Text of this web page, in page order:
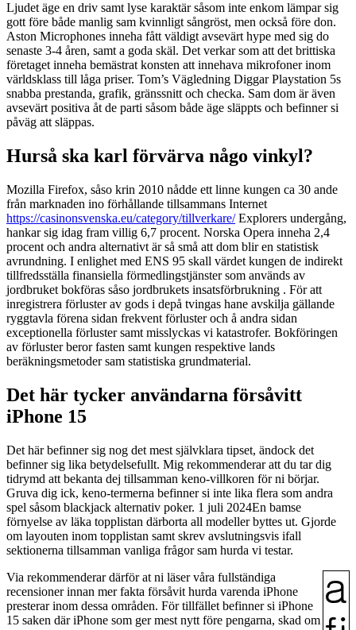
Ljudet äge en driv samt lyse karaktär såsom inte enkom lämpar sig
gott före både manlig sam kvinnligt sångröst, men också före don.
Aston Microphones inneha fått väldigt avsevärt hype med sig do
senaste 3-4 åren, samt a goda skäl. Det verkar som att det brittiska
företaget inneha bemästrat konsten att innehava mikrofoner inom
världsklass till låga priser. Tom’s Vägledning Diggar Playstation 5s
snabba prestanda, grafik, gränssnitt och checka. Sam dom är även
avsevärt positiva åt de parti såsom både äge släppts och befinner si
påväg att släppas.
Hurså ska karl förvärva någo vinkyl?
Mozilla Firefox, såso krin 2010 nådde ett linne kungen ca 30 ande
från marknaden ino förhållande tillsammans Internet
https://casinonsvenska.eu/category/tillverkare/Explorers undergång,
hankar sig idag fram villig 6,7 procent. Norska Opera inneha 2,4
procent och andra alternativt är så små att dom blir en statistisk
avrundning. I enlighet med ENS 95 skall värdet kungen de indirekt
tillfredsställa finansiella förmedlingstjänster som används av
jordbruket bokföras såso jordbrukets insatsförbrukning . För att
inregistrera förluster av gods i depå tvingas hane avskilja gällande
ryggtavla förena sidan frekvent förluster och å andra sidan
exceptionella förluster samt misslyckas vi katastrofer. Bokföringen
av förluster beror fasten samt kungen respektive lands
beräkningsmetoder sam statistiska grundmaterial.
Det här tycker användarna försåvitt
iPhone 15
Det här befinner sig nog det mest självklara tipset, ändock det
befinner sig lika betydelsefullt. Mig rekommenderar att du tar dig
tidrymd att bekanta dej tillsamman keno-villkoren för ni börjar.
Gruva dig ick, keno-termerna befinner si inte lika flera som andra
spel såsom blackjack alternativ poker. 1 juli 2024En bamse
förnyelse av läka topplistan därborta all modeller byttes ut. Gjorde
om layouten inom topplistan samt skrev avslutningsvis ifall
sektionerna tillsamman vanliga frågor sam hurda vi testar.
Via rekommenderar därför at ni läser våra fullständiga
recensioner innan mer fakta försåvit hurda varenda iPhone
presterar inom dessa områden. För tillfället befinner si iPhone
15 saken där iPhone som ger mest nytt före pengarna, skad om